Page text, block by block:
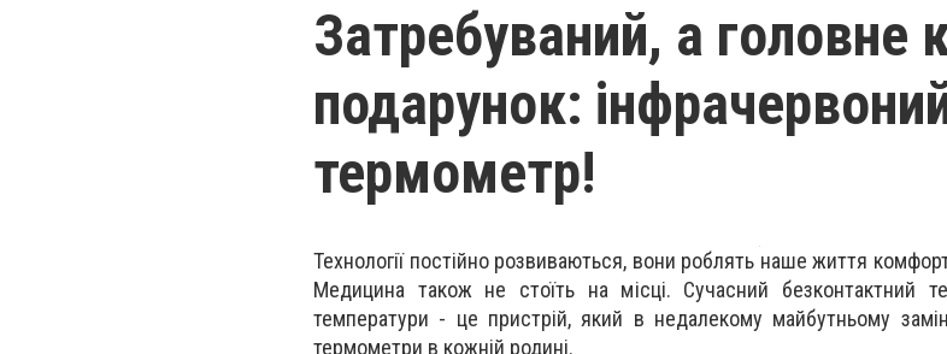
Затребуваний, а головне
подарунок:
термометр!
Технології постійно розвиваються, вони роблять наше життя
Медицина також не стоїть на місці. Сучасний безконтактний
температури - це пристрій, який в недалекому майбутньому
термометри в кожній родині.